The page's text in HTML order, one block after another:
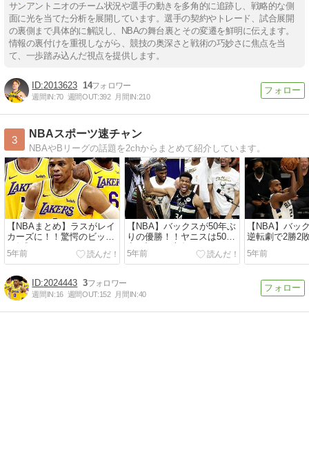
サンアントニオのチーム状況や選手の動きを多角的に追跡し、戦略的な側
面に光を当てた分析を展開しています。選手の契約やトレード、試合展開
の裏側まで具体的に解説し、NBAの舞台裏とその変遷を鮮明に伝えます。
情報の裏付けを重視しながら、競技の奥深さと戦術の巧妙さに焦点を当
て、一歩踏み込んだ視点を提供します。
2013623 14
週間IN:70 週間OUT:392 月間IN:210
3
NBAスポーツ速チャン
NBAやBリーグの話題を2chからまとめて紹介しています。
【NBAまとめ】ラスがレイ
カーズに！！驚愕のビック
3結成へ！！
5年前
【NBA】バックスが50年ぶ
りの優勝！！ヤニスは50得
点を記録し文句なしFMVP
5年前
【NBA】バッ
逆転劇で2勝2
に！！
5年前
2024443 3
週間IN:16 週間OUT:152 月間IN:40